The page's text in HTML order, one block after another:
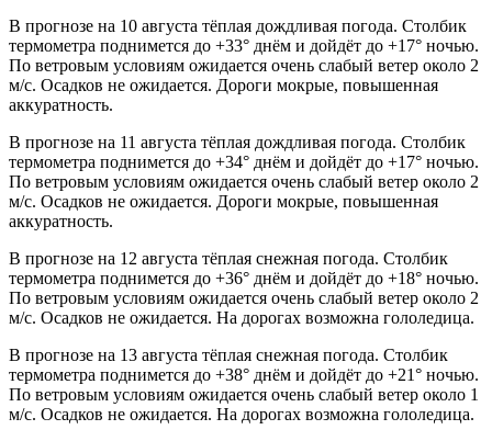
В прогнозе на 10 августа тёплая дождливая погода. Столбик
термометра поднимется до +33° днём и дойдёт до +17° ночью.
По ветровым условиям ожидается очень слабый ветер около 2
м/с. Осадков не ожидается. Дороги мокрые, повышенная
аккуратность.
В прогнозе на 11 августа тёплая дождливая погода. Столбик
термометра поднимется до +34° днём и дойдёт до +17° ночью.
По ветровым условиям ожидается очень слабый ветер около 2
м/с. Осадков не ожидается. Дороги мокрые, повышенная
аккуратность.
В прогнозе на 12 августа тёплая снежная погода. Столбик
термометра поднимется до +36° днём и дойдёт до +18° ночью.
По ветровым условиям ожидается очень слабый ветер около 2
м/с. Осадков не ожидается. На дорогах возможна гололедица.
В прогнозе на 13 августа тёплая снежная погода. Столбик
термометра поднимется до +38° днём и дойдёт до +21° ночью.
По ветровым условиям ожидается очень слабый ветер около 1
м/с. Осадков не ожидается. На дорогах возможна гололедица.